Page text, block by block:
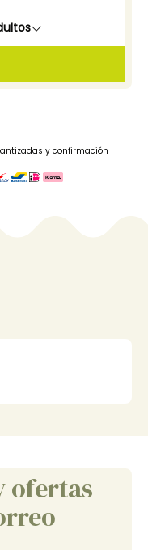
y confirmación
ofertas